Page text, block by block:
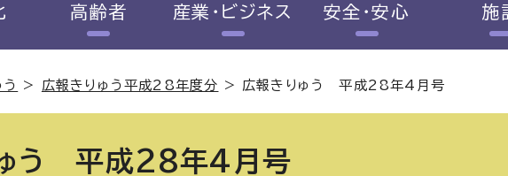
高齢者 産業・ビジネス 安全・安心 施
> 広報きりゅう平成28年度分 > 広報きりゅう 平成28年4月号
う 平成28年4月号